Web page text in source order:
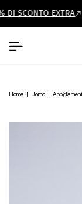
SCONTO EXTRA
Home | Uomo |